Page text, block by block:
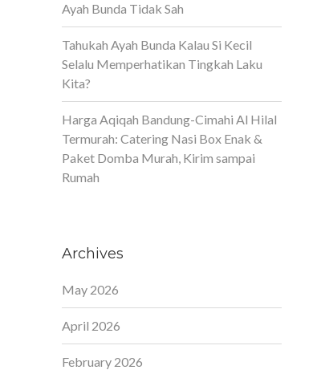
Ayah Bunda Tidak Sah
Tahukah Ayah Bunda Kalau Si Kecil
Selalu Memperhatikan Tingkah Laku
Kita?
Harga Aqiqah Bandung-Cimahi Al Hilal
Termurah: Catering Nasi Box Enak &
Paket Domba Murah, Kirim sampai
Rumah
Archives
May 2026
April 2026
February 2026